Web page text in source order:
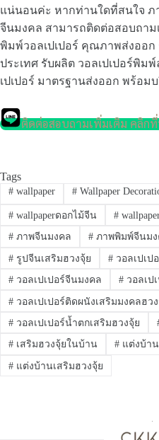
แน่นอนค่ะ หากท่านใดที่สนใจ ภ
จีนมงคล สามารถติดต่อสอบถาม
พิมพ์วอลเปเปอร์ คุณภาพส่งออ
ประเทศ รับผลิต วอลเปเปอร์พิม
เปเปอร์ มาตรฐานส่งออก พร้อม
ติดต่อสอบถามเพิ่มเติม คลิก
Tags
#wallpaper #Wallpaper
#wallpaperดอกไม้จีน #
#ภาพจีนมงคล #ภาพพิมพ์จีนมง
#รูปจีนเสริมฮวงจุ้ย #วอลเปเป
#วอลเปเปอร์จีนมงคล #วอลเป
#วอลเปเปอร์ติดผนังเสริมมงคลฮว
#วอลเปเปอร์น้ำตกเสริมฮวงจุ้ย
#เสริมฮวงจุ้ยในบ้าน #แต่งบ้าน
#แต่งบ้านเสริมฮวงจุ้ย